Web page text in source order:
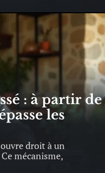
: à partir de
les
droit à un
mécanisme,